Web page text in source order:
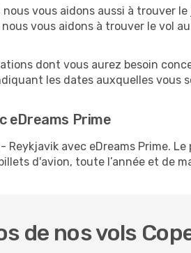
vous aidons aussi à trouver
vous aidons à trouver le vol
dont vous aurez besoin
les dates auxquelles vous
eDreams Prime
avec eDreams Prime.
d'avion, toute l’année et de
de nos vols